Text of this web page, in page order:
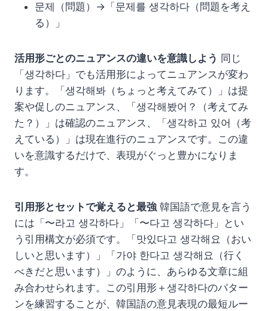
문제（問題）→「문제를 생각하다（問題を考え
る）」
活用形ごとのニュアンスの違いを意識しよう 同じ
「생각하다」でも活用形によってニュアンスが変わ
ります。「생각해봐（ちょっと考えてみて）」は提
案や促しのニュアンス、「생각해봤어？（考えてみ
た？）」は確認のニュアンス、「생각하고 있어（考
えている）」は現在進行のニュアンスです。この違
いを意識するだけで、表現がぐっと豊かになりま
す。
引用形とセットで覚えると最強 韓国語で意見を言う
には「〜라고 생각하다」「〜다고 생각하다」とい
う引用構文が必須です。「맛있다고 생각해요（おい
しいと思います）」「가야 한다고 생각해요（行く
べきだと思います）」のように、あらゆる文章に組
み合わせられます。この引用形＋생각하다のパター
ンを練習することが、韓国語の意見表現の最短ルー